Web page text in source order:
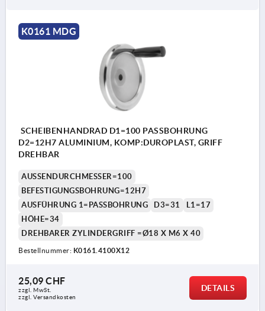
K0161 MDG
SCHEIBENHANDRAD D1=100 PASSBOHRUNG
D2=12H7 ALUMINIUM, KOMP:DUROPLAST, GRIFF
DREHBAR
AUSSENDURCHMESSER=100
BEFESTIGUNGSBOHRUNG=12H7
AUSFÜHRUNG 1=PASSBOHRUNG
D3=31
L1=17
HÖHE=34
DREHBARER ZYLINDERGRIFF =Ø18 X M6 X 40
Bestellnummer: K0161.4100X12
25,09 CHF
zzgl. MwSt.
zzgl. Versandkosten
DETAILS